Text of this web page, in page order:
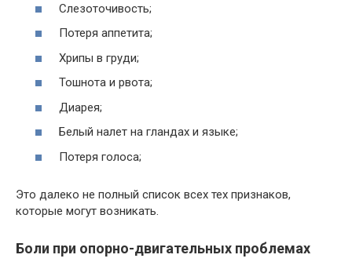
Слезоточивость;
Потеря аппетита;
Хрипы в груди;
Тошнота и рвота;
Диарея;
Белый налет на гландах и языке;
Потеря голоса;
Это далеко не полный список всех тех признаков,
которые могут возникать.
Боли при опорно-двигательных проблемах